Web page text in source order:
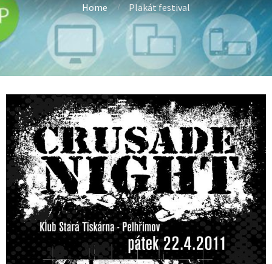
Home Plakát festival